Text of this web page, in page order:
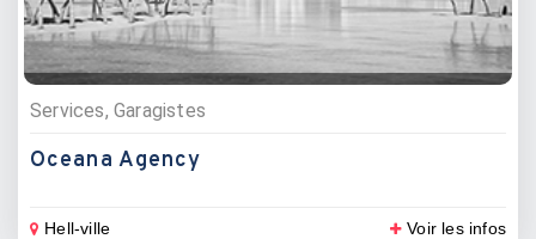
Services, Garagistes
Oceana Agency
Hell-ville Voir les infos